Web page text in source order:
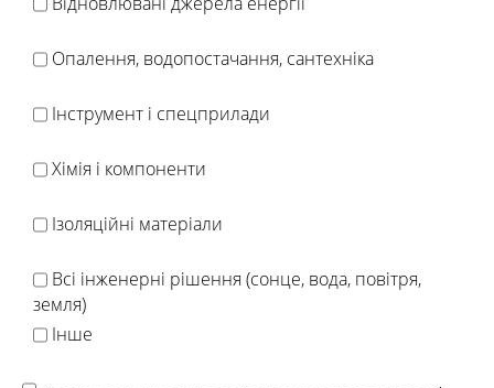
Опалення, водопостачання, сантехніка
Інструмент і спецприлади
Хімія і компоненти
Ізоляційні матеріали
Всі інженерні рішення (сонце, вода, повітря,
земля)
Інше